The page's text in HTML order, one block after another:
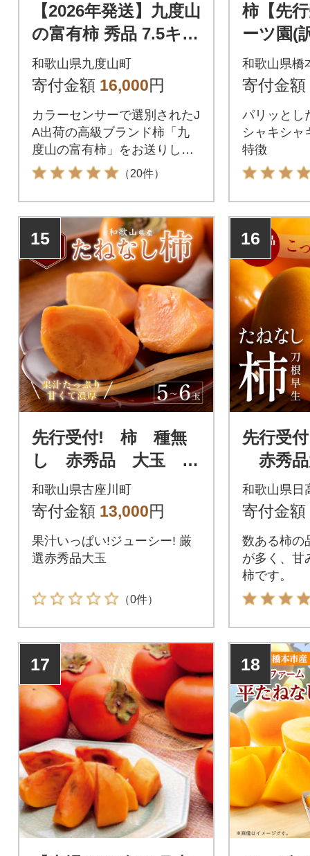
【2026年発送】九度山
の富有柿 秀品 7.5キロ
カラーセンサー選果L
～4Lサイズ(32～22玉)
和歌山県九度山町
寄付金額 16,000円
カラーセンサーで選別されたJ
A出荷の高級ブランド柿「九
度山の富有柿」をお送りしま
す。
（20件）
柿【先
ーツ園(
約5kg
和歌山県橋
寄付金額
パリッとし
シャキシャ
特徴
15
先行受付! 柿 種無
し 赤秀品 大玉 5
～6個 こだわり農家
厳選!
和歌山県古座川町
寄付金額 13,000円
果汁いっぱい!ジューシー! 厳
選赤秀品大玉
（0件）
16
先行受
赤秀
入 約
和歌山県日
寄付金額
数ある柿の
が多く、甘
柿です。
17 18